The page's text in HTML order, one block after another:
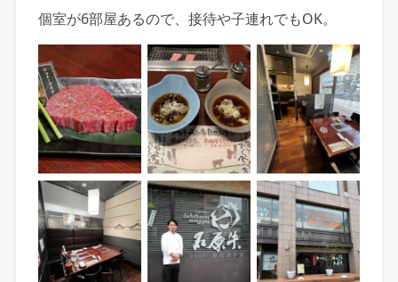
個室が6部屋あるので、接待や子連れでもOK。